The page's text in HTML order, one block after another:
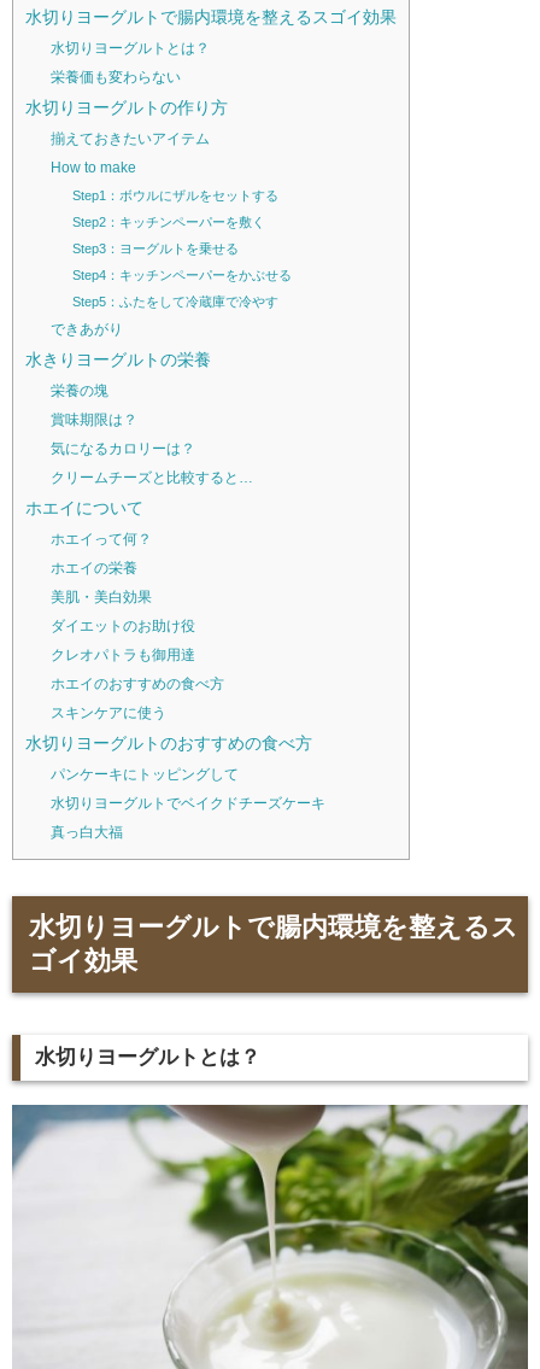
水切りヨーグルトで腸内環境を整えるスゴイ効果
水切りヨーグルトとは？
栄養価も変わらない
水切りヨーグルトの作り方
揃えておきたいアイテム
How to make
Step1：ボウルにザルをセットする
Step2：キッチンペーパーを敷く
Step3：ヨーグルトを乗せる
Step4：キッチンペーパーをかぶせる
Step5：ふたをして冷蔵庫で冷やす
できあがり
水きりヨーグルトの栄養
栄養の塊
賞味期限は？
気になるカロリーは？
クリームチーズと比較すると…
ホエイについて
ホエイって何？
ホエイの栄養
美肌・美白効果
ダイエットのお助け役
クレオパトラも御用達
ホエイのおすすめの食べ方
スキンケアに使う
水切りヨーグルトのおすすめの食べ方
パンケーキにトッピングして
水切りヨーグルトでベイクドチーズケーキ
真っ白大福
水切りヨーグルトで腸内環境を整えるス
ゴイ効果
水切りヨーグルトとは？